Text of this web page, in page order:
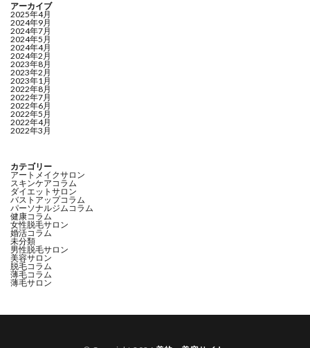
アーカイブ
2025年4月
2024年9月
2024年7月
2024年5月
2024年4月
2024年2月
2023年8月
2023年2月
2023年1月
2022年8月
2022年7月
2022年6月
2022年5月
2022年4月
2022年3月
カテゴリー
アートメイクサロン
スキンケアコラム
ダイエットサロン
バストアップコラム
パーソナルジムコラム
健康コラム
女性脱毛サロン
婚活コラム
未分類
男性脱毛サロン
美容サロン
脱毛コラム
薄毛コラム
薄毛サロン